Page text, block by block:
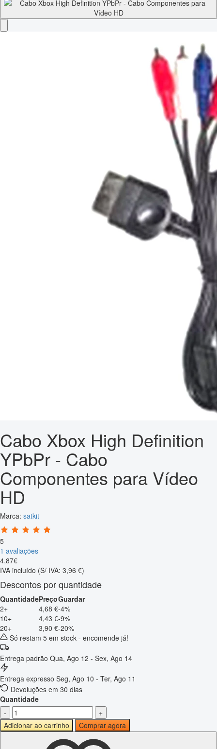
Cabo Xbox High Definition
YPbPr - Cabo
Componentes para Vídeo
HD
Marca: satkit
5
1 avaliações
4,87€
IVA incluído (S/ IVA: 3,96 €)
Descontos por quantidade
QuantidadePreçoGuardar
2+
4,68 €-4%
10+
4,43 €-9%
20+
3,90 €-20%
Só restam 5 em stock - encomende já!
Entrega padrão Qua, Ago 12 - Sex, Ago 14
Entrega expresso Seg, Ago 10 - Ter, Ago 11
Devoluções em 30 dias
Quantidade
-
+
Adicionar ao carrinho
Comprar agora